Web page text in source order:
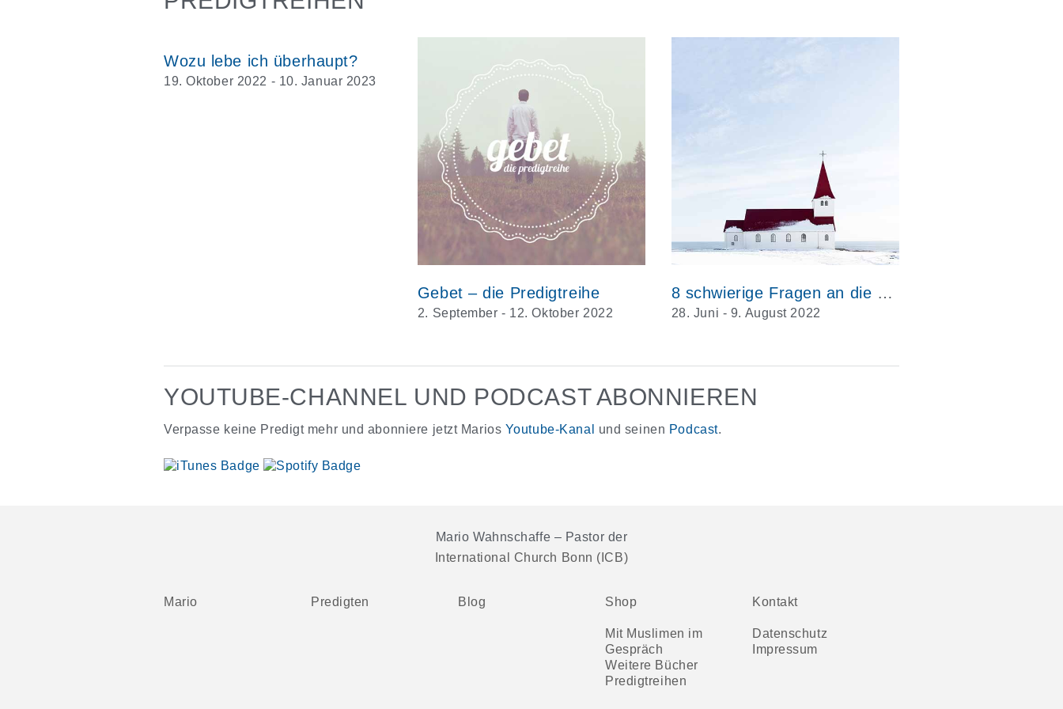
Wozu lebe ich überhaupt?
19. Oktober 2022 - 10. Januar 2023
Gebet – die Predigtreihe
2. September - 12. Oktober 2022
8 schwierige Fragen an die Kirche
28. Juni - 9. August 2022
YOUTUBE-CHANNEL UND PODCAST ABONNIEREN
Verpasse keine Predigt mehr und abonniere jetzt Marios Youtube-Kanal und seinen Podcast.
Mario Wahnschaffe – Pastor der
International Church Bonn (ICB)
Mario Predigten Blog Shop
Mit Muslimen im
Gespräch
Weitere Bücher
Predigtreihen
Kontakt
Datenschutz
Impressum